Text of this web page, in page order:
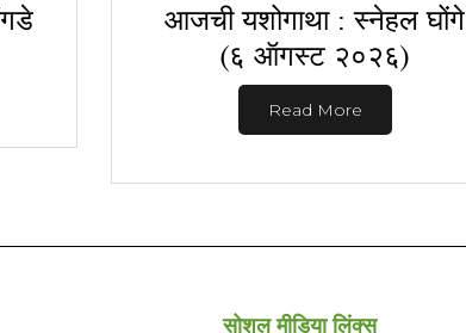
आजची यशोगाथा : स्नेहल घोंगे
(६ ऑगस्ट २०२६)
Read More
सोशल मीडिया लिंक्स